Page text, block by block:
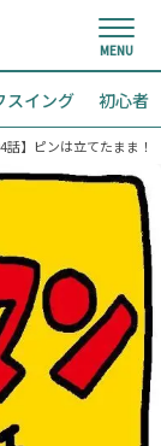
スイング 初心者
話】ピンは立てたまま！